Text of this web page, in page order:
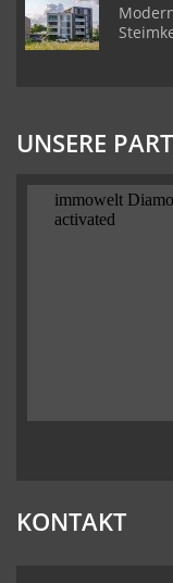
UNSERE
KONTAKT